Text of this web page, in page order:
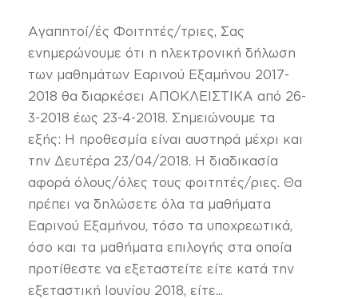
Αγαπητοί/ές Φοιτητές/τριες, Σας
ενημερώνουμε ότι η ηλεκτρονική δήλωση
των μαθημάτων Εαρινού Εξαμήνου 2017-
2018 θα διαρκέσει ΑΠΟΚΛΕΙΣΤΙΚΑ από 26-
3-2018 έως 23-4-2018. Σημειώνουμε τα
εξής: Η προθεσμία είναι αυστηρά μέχρι και
την Δευτέρα 23/04/2018. Η διαδικασία
αφορά όλους/όλες τους φοιτητές/ριες. Θα
πρέπει να δηλώσετε όλα τα μαθήματα
Εαρινού Εξαμήνου, τόσο τα υποχρεωτικά,
όσο και τα μαθήματα επιλογής στα οποία
προτίθεστε να εξεταστείτε είτε κατά την
εξεταστική Ιουνίου 2018, είτε...